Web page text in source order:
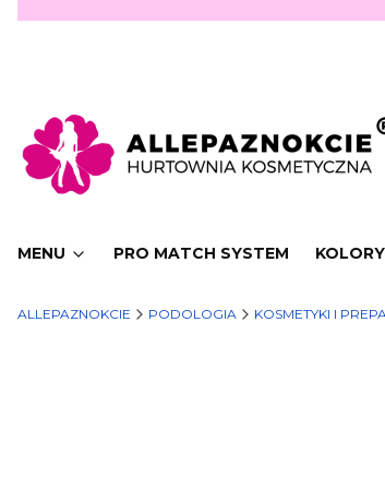
MENU PRO MATCH SYSTEM
ALLEPAZNOKCIE PODOLOGIA KOSMETYKI I